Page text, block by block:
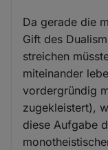
Da gerade die
Gift des
streichen
miteinander
vordergründig
zugekleistert),
diese Aufgabe